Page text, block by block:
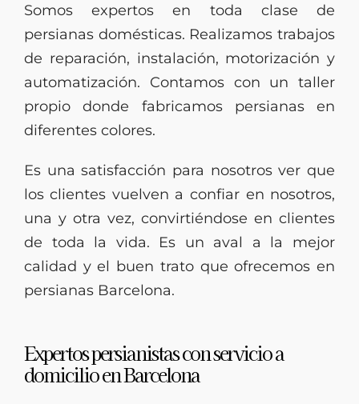
Somos expertos en toda clase de
persianas domésticas. Realizamos trabajos
de reparación, instalación, motorización y
automatización. Contamos con un taller
propio donde fabricamos persianas en
diferentes colores.
Es una satisfacción para nosotros ver que
los clientes vuelven a confiar en nosotros,
una y otra vez, convirtiéndose en clientes
de toda la vida. Es un aval a la mejor
calidad y el buen trato que ofrecemos en
persianas Barcelona.
Expertos persianistas con servicio a
domicilio en Barcelona